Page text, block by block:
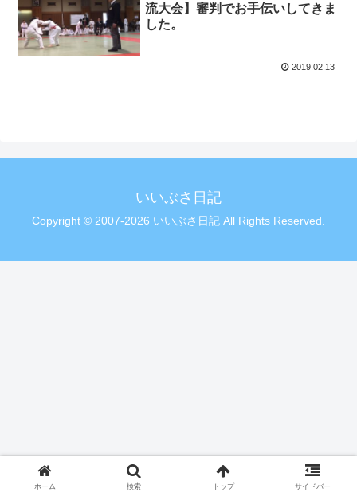
流大会】審判でお手伝いしてきま
した。
2019.02.13
いいぶさ日記
Copyright © 2007-2026 いいぶさ日記 All Rights Reserved.
ホーム 検索 トップ サイドバー